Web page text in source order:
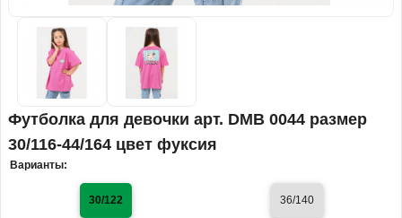
Футболка для девочки арт. DMB 0044 размер
30/116-44/164 цвет фуксия
Варианты:
30/122 36/140